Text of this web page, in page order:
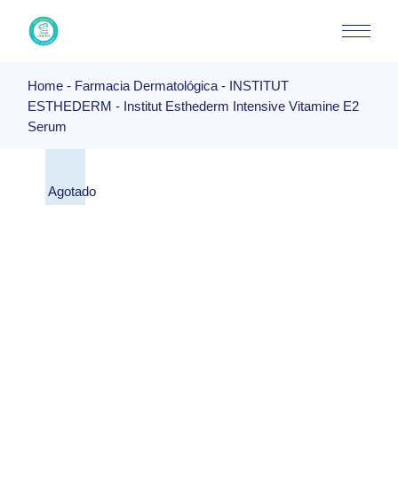
content
Home Farmacia Dermatológica
INSTITUT
ESTHEDERM
Institut Esthederm Intensive Vitamine E2
Serum
Agotado